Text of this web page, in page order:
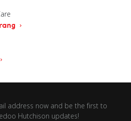
address now and be the first to
Hutchison updates!